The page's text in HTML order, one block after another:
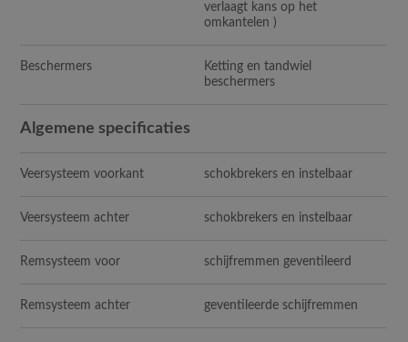
verlaagt kans op het
omkantelen )
Beschermers
Ketting en tandwiel
beschermers
Algemene specificaties
Veersysteem voorkant schokbrekers en instelbaar
Veersysteem achter schokbrekers en instelbaar
Remsysteem voor schijfremmen geventileerd
Remsysteem achter geventileerde schijfremmen